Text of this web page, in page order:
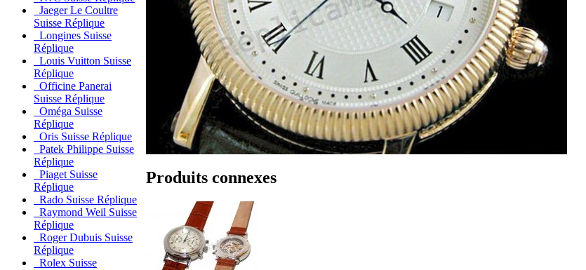
Jaeger Le Coultre
Suisse Réplique
Longines Suisse
Réplique
Louis Vuitton Suisse
Réplique
Officine Panerai
Suisse Réplique
Oméga Suisse
Réplique
Oris Suisse Réplique
Patek Philippe Suisse
Réplique
Piaget Suisse
Réplique
Rado Suisse Réplique
Raymond Weil Suisse
Réplique
Roger Dubuis Suisse
Réplique
Rolex Suisse
Produits connexes